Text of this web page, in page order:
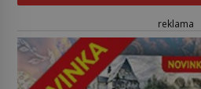
reklama